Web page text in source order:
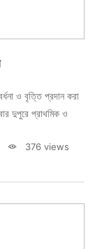
ও বৃত্তি প্রদান করা
দুপুরে প্রাথমিক ও
376 views